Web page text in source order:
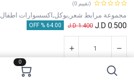
0
(تقييم 0)
مجموعة مرابط شعر,بوكل,اكسسوارات اطفال
0.500
1.400
J.D
64.00 % OFF
إضافة إلى عربة التسوق